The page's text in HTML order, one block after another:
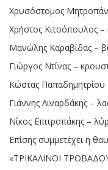
Χρυσόστομος
Χρήστος Κιτσόπουλος –
Μανώλης Καραβίδας –
Γιώργος Ντίνας –
Κώστας
Γιάννης Λιναρδάκης –
Νίκος Επιτροπάκης –
Επίσης συμμετέχει η
«ΤΡΙΚΑΛΙΝΟΙ